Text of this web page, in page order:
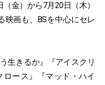
金）から7月20日（木）
映画も、BSを中心にセレ
生きるか』『アイスクリ
ロース』『マッド・ハイ